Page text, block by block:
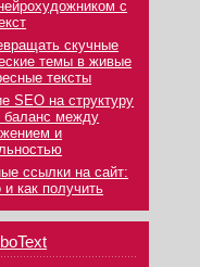
с
скучные
темы в живые
тексты
SEO на структуру
баланс между
и
ссылки на сайт:
и как получить